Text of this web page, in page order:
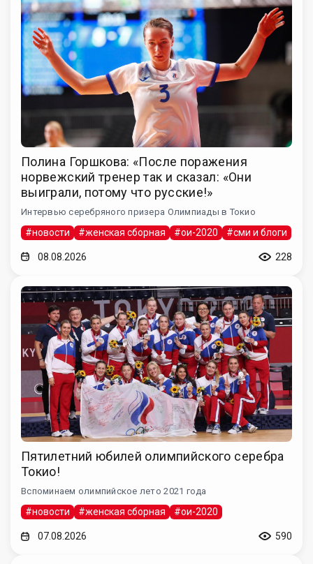
Полина Горшкова: «После поражения
норвежский тренер так и сказал: «Они
выиграли, потому что русские!»
Интервью серебряного призера Олимпиады в Токио
#новости #женская сборная #ои-2020 #сми и блоги
08.08.2026 228
Пятилетний юбилей олимпийского серебра
Токио!
Вспоминаем олимпийское лето 2021 года
#новости #женская сборная #ои-2020
07.08.2026 590